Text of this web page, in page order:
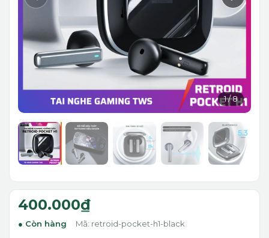
1/8
400.000₫
Còn hàng Mã: retroid-pocket-h1-black